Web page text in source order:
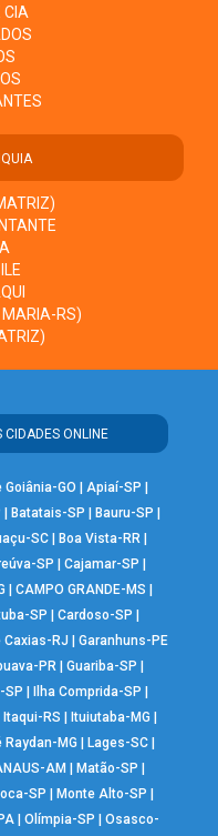
CIA
MARIA-RS)
CIDADES ONLINE
GO Apiaí-SP
Batatais-SP Bauru-SP
SC Boa Vista-RR
SP Cajamar-SP
|CAMPO GRANDE-MS
SP Cardoso-SP
Caxias-RJ
Garanhuns-PE
PR| Guariba-SP
SP Ilha Comprida-SP
Itaqui-RS Ituiutaba-MG
Raydan-MG Lages-SC|
AM Matão-SP
SP Monte Alto-SP
|Olímpia-SP |Osasco-